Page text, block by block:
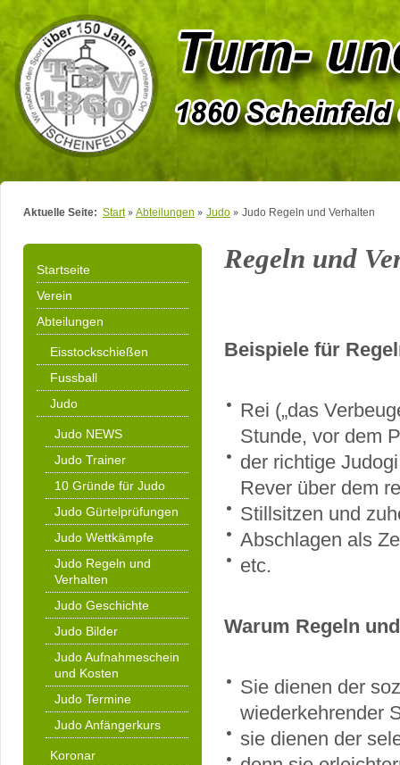
Aktuelle Seite: Start Abteilungen Judo Judo Regeln und Verhalten
Startseite
Verein
Abteilungen
Eisstockschießen
Fussball
Judo
Judo NEWS
Judo Trainer
10 Gründe für Judo
Judo Gürtelprüfungen
Judo Wettkämpfe
Judo Regeln und
Verhalten
Judo Geschichte
Judo Bilder
Judo Aufnahmeschein
und Kosten
Judo Termine
Judo Anfängerkurs
Koronar
Regeln und
Beispiele für
Rei („das
Stunde, vor dem
der richtige
Rever über dem
Stillsitzen und
Abschlagen als
etc.
Warum Regeln
Sie dienen der
wiederkehrender
sie dienen der